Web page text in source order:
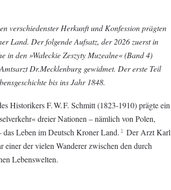
verschiedenster Herkunft und Konfession prägten
Land. Der folgende Aufsatz, der 2026 zuerst in
in den »Wałeckie Zeszyty Muzealne« (Band 4)
Dr.Mecklenburg gewidmet. Der erste Teil
bis ins Jahr 1848.
Historikers F. W. F. Schmitt (1823-1910) prägte ein
dreier Nationen – nämlich von Polen,
das Leben im Deutsch Kroner Land. 1
Der Arzt Karl
einer der vielen Wanderer zwischen den durch
Lebenswelten.